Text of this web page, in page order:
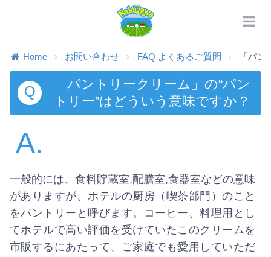
Home お問い合わせ FAQ よくあるご質問 「パ
Q
「パントリークリーム」の“パン
トリー”はどういう意味ですか？
A.
一般的には、食料貯蔵室,配膳室,食器室などの意味
がありますが、ホテルの厨房（喫茶部門）のこと
をパントリーと呼びます。コーヒー、料理用とし
てホテルで高い評価を受けていたこのクリームを
市販するにあたって、ご家庭でも愛用していただ